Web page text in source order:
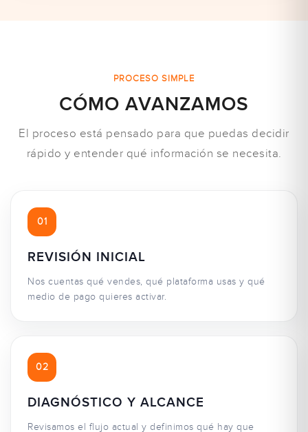
PROCESO SIMPLE
CÓMO AVANZAMOS
El proceso está pensado para que puedas decidir
rápido y entender qué información se necesita.
01
REVISIÓN INICIAL
Nos cuentas qué vendes, qué plataforma usas y qué
medio de pago quieres activar.
02
DIAGNÓSTICO Y ALCANCE
Revisamos el flujo actual y definimos qué hay que